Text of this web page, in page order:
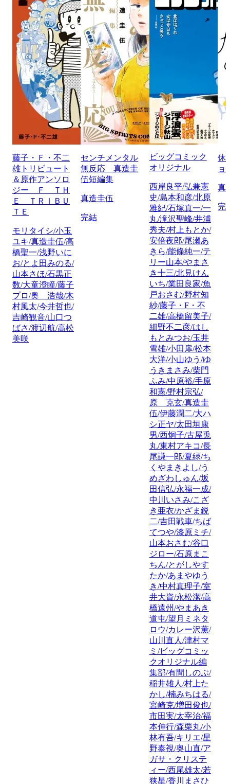
藤子・Ｆ・不二
雄トリビュート
＆原作アンソロ
ジー Ｆ ＴＨ
Ｅ ＴＲＩＢＵ
ＴＥ
モリタイシ/小玉
ユキ/真造圭伍/高
橋聖一/浅野いに
お/とよ田みのる/
山本さほ/石黒正
数/大童澄瞳/藤子
プロ/奥 浩哉/木
村風太/今井哲也/
吉崎観音/山口つ
ばさ/渡辺航/高松
美咲
センチメンタル
無反応 真造圭
伍短編集
真造圭伍
完結
ビッグコミック
オリジナル
西岸良平/弘兼憲
史/島本和彦/北原
雅紀/石塚真一/一
丸/滝沢聖峰/井浦
秀夫/村上もとか/
安倍夜郎/尾瀬あ
きら/能條純一/テ
リー山本/やまさ
き十三/北見けん
いち/業田良家/魚
戸おさむ/野村知
紗/藤子・F・不
二雄/高橋留美子/
細野不二彦/はし
もとみつお/玉井
雪雄/小田扉/松本
大洋/小山ゆう/ゆ
うきまさみ/柴門
ふみ/中原裕/手原
和憲/野村宗弘/
原 克玄/真造圭
伍/伊藤潤二/大ハ
シ正ヤ/太田垣康
男/西炯子/古屋兎
丸/東村アキコ/長
尾謙一郎/夏緑/ち
くやまきよし/う
めざわしゅん/坂
田信弘/永福一成/
中川いさみ/こざ
き亜衣/かざま鋭
二/吉田戦車/ちば
てつや/漆原ミチ/
山本おさむ/谷口
ジロー/石原まこ
ちん/とがしやす
たか/あまやゆう
き/中村真理子/室
井大資/永松潔/高
橋遠州/やまあき
道屯/望月ミネタ
ロウ/カレー沢薫/
山川直人/津村マ
ミ/ビッグコミッ
クオリジナル編
集部/有間しのぶ/
稲井雄人/村上た
かし/楠みちはる/
宮崎克/増田俊也/
市田実/太宰治/福
本伸行/森栗丸/小
林有吾/キリエ/星
野泰視/奥山直/ア
ガサ・クリステ
ィー/西尾雄太/若
狭星/香川まさひ
休
ョ
真
完